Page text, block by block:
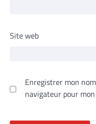
Site web
Enregistrer mon
navigateur pour